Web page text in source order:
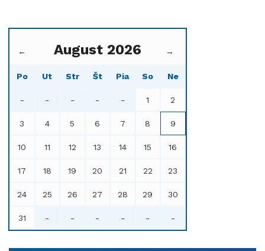
← August 2026 →
Po Ut Str Št Pia So Ne
- - - - - 1 2
3 4 5 6 7 8 9
10 11 12 13 14 15 16
17 18 19 20 21 22 23
24 25 26 27 28 29 30
31 - - - - - -